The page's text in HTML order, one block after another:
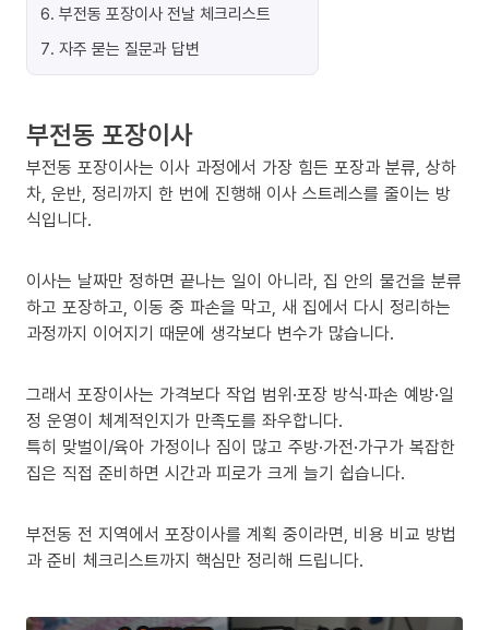
6. 부전동 포장이사 전날 체크리스트
7. 자주 묻는 질문과 답변
부전동 포장이사
부전동 포장이사는 이사 과정에서 가장 힘든 포장과 분류, 상하
차, 운반, 정리까지 한 번에 진행해 이사 스트레스를 줄이는 방
식입니다.
이사는 날짜만 정하면 끝나는 일이 아니라, 집 안의 물건을 분류
하고 포장하고, 이동 중 파손을 막고, 새 집에서 다시 정리하는
과정까지 이어지기 때문에 생각보다 변수가 많습니다.
그래서 포장이사는 가격보다 작업 범위·포장 방식·파손 예방·일
정 운영이 체계적인지가 만족도를 좌우합니다.
특히 맞벌이/육아 가정이나 짐이 많고 주방·가전·가구가 복잡한
집은 직접 준비하면 시간과 피로가 크게 늘기 쉽습니다.
부전동 전 지역에서 포장이사를 계획 중이라면, 비용 비교 방법
과 준비 체크리스트까지 핵심만 정리해 드립니다.